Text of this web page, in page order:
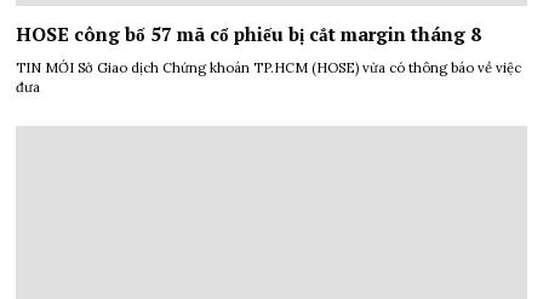
HOSE công bố 57 mã cổ phiếu bị cắt margin tháng 8
TIN MỚI Sở Giao dịch Chứng khoán TP.HCM (HOSE) vừa có thông báo về việc
đưa